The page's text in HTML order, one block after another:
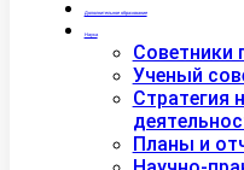
Дополнительное образование
Наука
Советники
Ученый
Стратегия
Планы и